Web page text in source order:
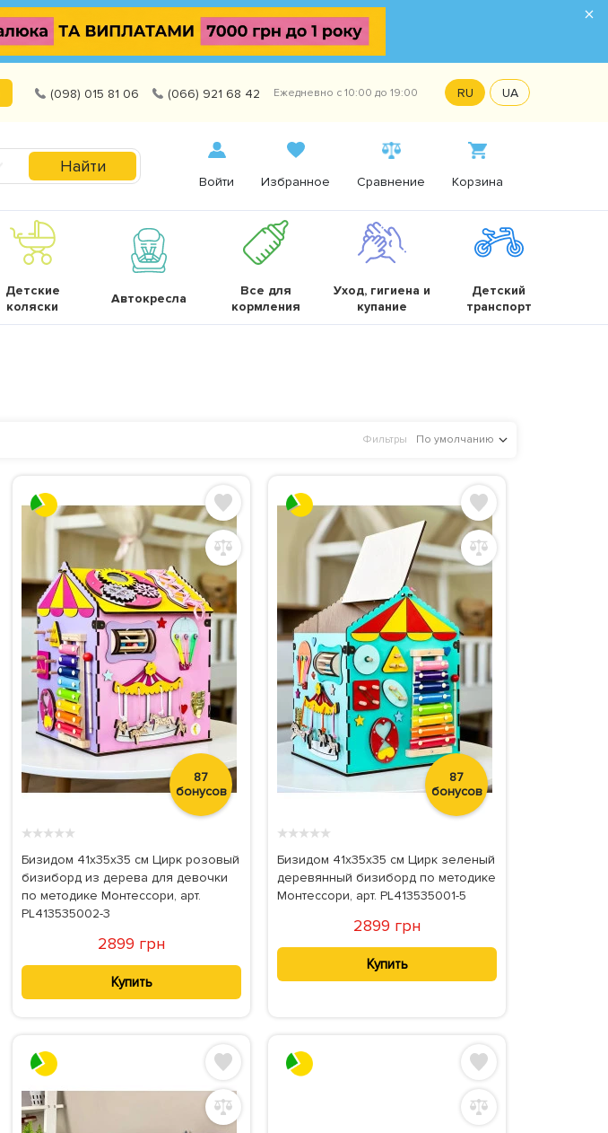
×
(098) 015 81 06 (066) 921 68 42 Ежедневно с 10:00 до 19:00 RU UA
Найти
Войти Избранное Сравнение Корзина
Детские
коляски
Автокресла
Все для
кормления
Уход, гигиена и
купание
Детский
транспорт
Фильтры По умолчанию
87
бонусов
★★★★★
Бизидом 41x35x35 см Цирк розовый
бизиборд из дерева для девочки
по методике Монтессори, арт.
PL413535002-3
2899 грн
Купить
87
бонусов
★★★★★
Бизидом 41х35х35 см Цирк зеленый
деревянный бизиборд по методике
Монтессори, арт. PL413535001-5
2899 грн
Купить